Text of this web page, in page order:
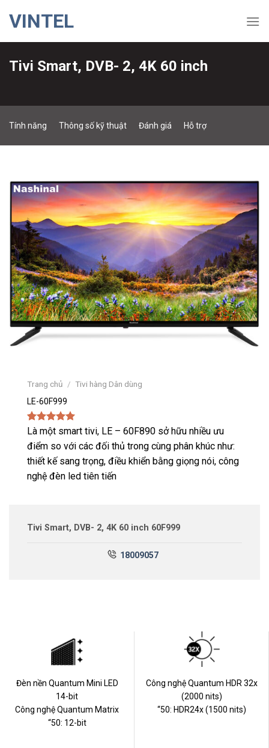
VINTEL
Tivi Smart, DVB- 2, 4K 60 inch
Tính năng Thông số kỹ thuật Đánh giá Hỗ trợ
Trang chủ / Tivi hàng Dân dùng
LE-60F999
5.00trên 5
dựa trên
1
đánh giá
Là một smart tivi, LE – 60F890 sở hữu nhiều ưu
điểm so với các đối thủ trong cùng phân khúc như:
thiết kế sang trọng, điều khiển bằng giọng nói, công
nghệ đèn led tiên tiến
Tivi Smart, DVB- 2, 4K 60 inch 60F999
18009057
Đèn nền Quantum Mini LED
14-bit
Công nghệ Quantum Matrix
“50: 12-bit
Công nghệ Quantum HDR 32x
(2000 nits)
“50: HDR24x (1500 nits)